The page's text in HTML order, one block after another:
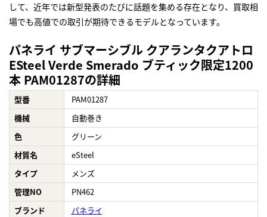
して、近年では新型発表のたびに話題を集める存在となり、買取相
場でも高値での取引が期待できるモデルとなっています。
パネライ サブマーシブル クアランタクアトロ
ESteel Verde Smerado ブティック限定1200
本 PAM01287の詳細
型番
PAM01287
機械
自動巻き
色
グリーン
材質名
eSteel
タイプ
メンズ
管理NO
PN462
ブランド
パネライ